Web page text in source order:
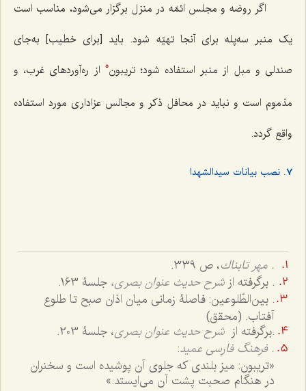
اگر روضه و مجلس ائمّه در منزل برگزار می‌شود، مناسب است
یک منبر سه‌پله برای آنجا تهیّه شود. باید [برای خطیب] به‌جای
صندلی و مبل از منبر استفاده شود؛ تریبون5
از ره‌آوردهای غرب، و
مذموم است و نباید در محافل ذکر و مجالس عزاداری مورد استفاده
واقع گردد.
7. نصب بیانات سیدالشهدا
. مهر تابناك، ص 339.
. برگرفته از شرح حدیث عنوان بصری، جلسۀ 163.
. بین‌الطّلوعین: فاصلۀ زمانی میان اذان صبح تا طلوع
آفتاب. (محقق)
.برگرفته از شرح حدیث عنوان بصری، جلسۀ 203.
. فرهنگ فارسی عمید:
«تریبون: میز بلندی که جلوی آن پوشیده است و سخنران
در هنگام صحبت پشت آن می‌ایستد.»